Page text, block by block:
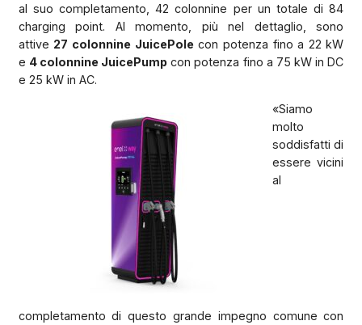
al suo completamento, 42 colonnine per un totale di 84
charging point. Al momento, più nel dettaglio, sono
attive 27 colonnine JuicePole con potenza fino a 22 kW
e 4 colonnine JuicePump con potenza fino a 75 kW in DC
e 25 kW in AC.
«Siamo
molto
soddisfatti di
essere vicini
al
completamento di questo grande impegno comune con